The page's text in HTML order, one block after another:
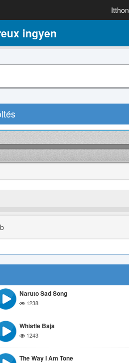
Itthon
ingyen
Naruto Sad Song
1238
Whistle Baja
1243
The Way I Am Tone